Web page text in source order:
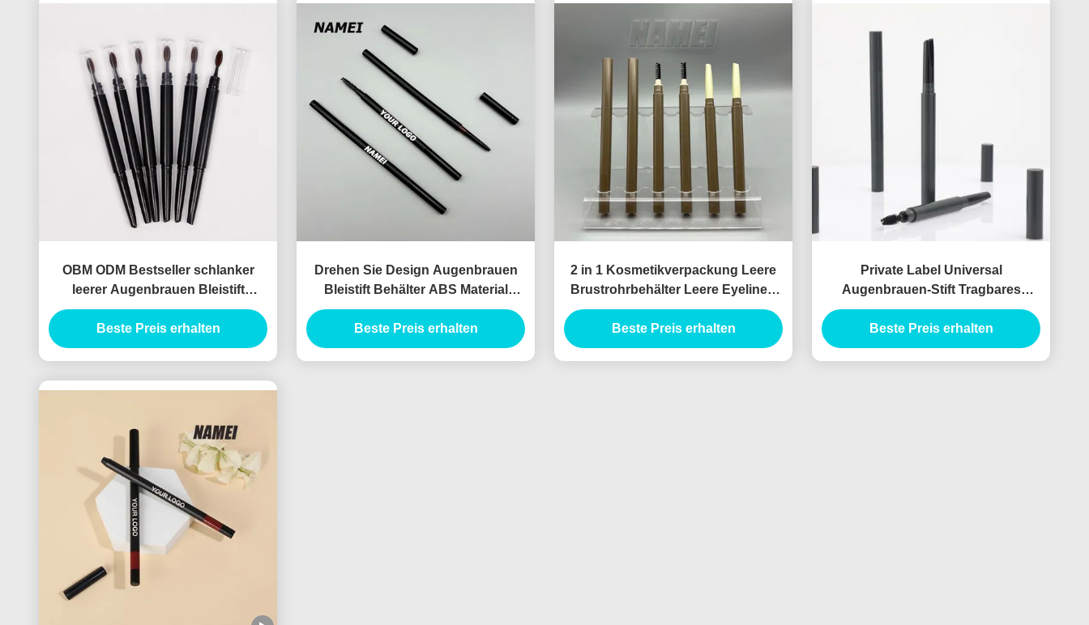
OBM ODM Bestseller schlanker
leerer Augenbrauen Bleistift
Behälter schlanker leerer
Augenbrauen Bleistift
Beste Preis erhalten
Drehen Sie Design Augenbrauen
Bleistift Behälter ABS Material
Automatische Formel
Beste Preis erhalten
2 in 1 Kosmetikverpackung Leere
Brustrohrbehälter Leere Eyeliner-
Rohrbehälter
Beste Preis erhalten
Private Label Universal
Augenbrauen-Stift Tragbares
Augenbrauen-Makeup-Stift-Rohr
Doppel-Ende Augenbrauen-Stift
Custom Augenbrauen-Stift-Hülle
Beste Preis erhalten